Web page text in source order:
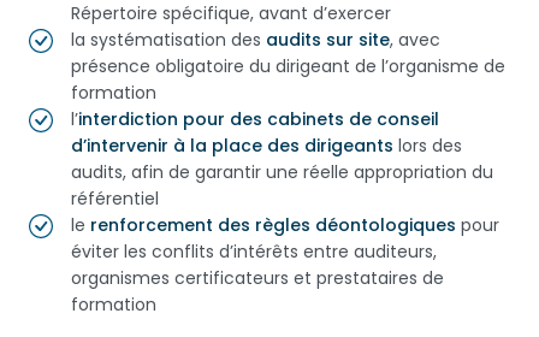
Répertoire spécifique, avant d’exercer
la systématisation des audits sur site, avec
présence obligatoire du dirigeant de l’organisme de
formation
l’interdiction pour des cabinets de conseil
d’intervenir à la place des dirigeants lors des
audits, afin de garantir une réelle appropriation du
référentiel
le renforcement des règles déontologiques pour
éviter les conflits d’intérêts entre auditeurs,
organismes certificateurs et prestataires de
formation